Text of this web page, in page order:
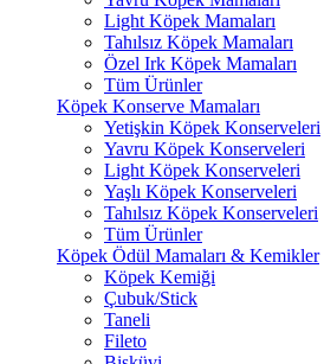
Light Köpek Mamaları
Tahılsız Köpek Mamaları
Özel Irk Köpek Mamaları
Tüm Ürünler
Köpek Konserve Mamaları
Yetişkin Köpek Konserveleri
Yavru Köpek Konserveleri
Light Köpek Konserveleri
Yaşlı Köpek Konserveleri
Tahılsız Köpek Konserveleri
Tüm Ürünler
Köpek Ödül Mamaları & Kemikler
Köpek Kemiği
Çubuk/Stick
Taneli
Fileto